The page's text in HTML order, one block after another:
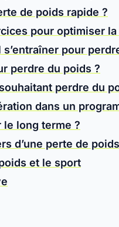
de poids rapide ?
pour optimiser
pour
perdre du poids ?
perdre du
dans un
long terme ?
d’une perte de
et le sport